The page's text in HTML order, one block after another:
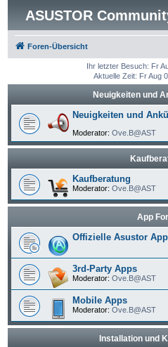
ASUSTOR
Foren-Übersicht
Ihr letzter Besuch: Fr
Aktuelle Zeit: Fr Aug
Neuigkeiten und
Neuigkeiten und
Moderator: Ove.B@AST
Kaufberatung
Moderator: Ove.B@AST
App
Offizielle Asustor
3rd-Party Apps
Moderator: Ove.B@AST
Mobile Apps
Moderator: Ove.B@AST
Installation und